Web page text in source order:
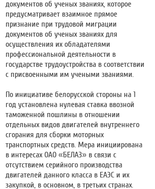
документов об ученых званиях, которое
предусматривает взаимное прямое
признание при трудовой миграции
документов об ученых званиях для
осуществления их обладателями
профессиональной деятельности в
государстве трудоустройства в соответствии
с присвоенными им учеными званиями.
По инициативе белорусской стороны на 1
год установлена нулевая ставка ввозной
таможенной пошлины в отношении
отдельных видов двигателей внутреннего
сгорания для сборки моторных
транспортных средств. Мера инициирована
в интересах ОАО «БЕЛАЗ» в связи с
отсутствием серийного производства
двигателей данного класса в ЕАЭС и их
закупкой, в основном, в третьих странах.